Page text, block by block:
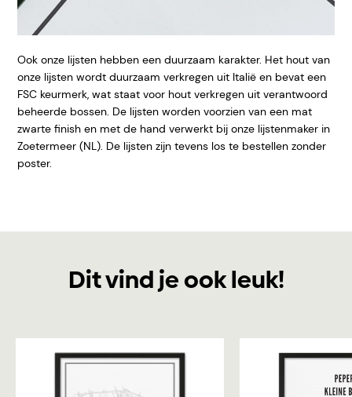
Ook onze lijsten hebben een duurzaam karakter. Het hout van
onze lijsten wordt duurzaam verkregen uit Italië en bevat een
FSC keurmerk, wat staat voor hout verkregen uit verantwoord
beheerde bossen. De lijsten worden voorzien van een mat
zwarte finish en met de hand verwerkt bij onze lijstenmaker in
Zoetermeer (NL). De lijsten zijn tevens los te bestellen zonder
poster.
Dit vind je ook leuk!